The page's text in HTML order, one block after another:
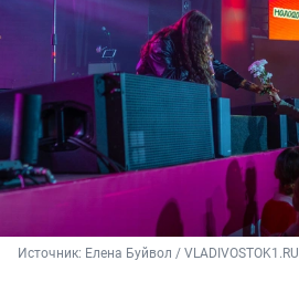
Источник: Елена Буйвол / VLADIVOSTOK1.RU